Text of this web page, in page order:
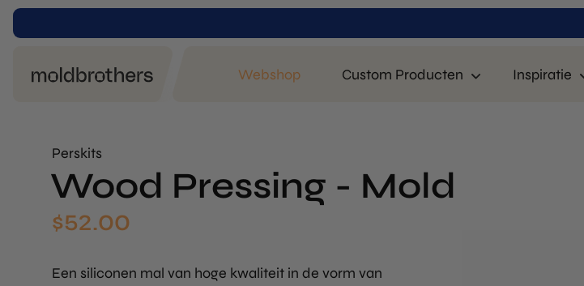
Webshop Custom Producten Inspiratie
Perskits
Wood Pressing - Mold
$52.00
Een siliconen mal van hoge kwaliteit in de vorm van